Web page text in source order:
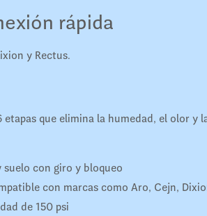
rápida
y Rectus.
que elimina la humedad, el olor y
con giro y bloqueo
con marcas como Aro, Cejn,
de 150 psi